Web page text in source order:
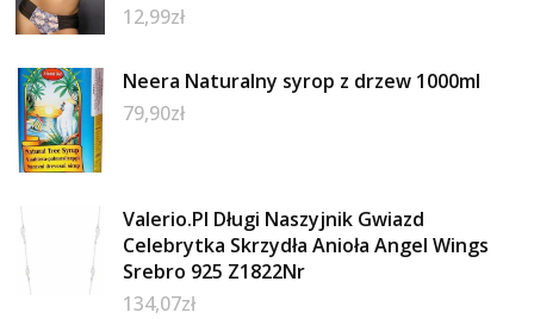
12,99zł
Neera Naturalny syrop z drzew 1000ml
79,90zł
Valerio.Pl Długi Naszyjnik Gwiazd
Celebrytka Skrzydła Anioła Angel Wings
Srebro 925 Z1822Nr
134,07zł